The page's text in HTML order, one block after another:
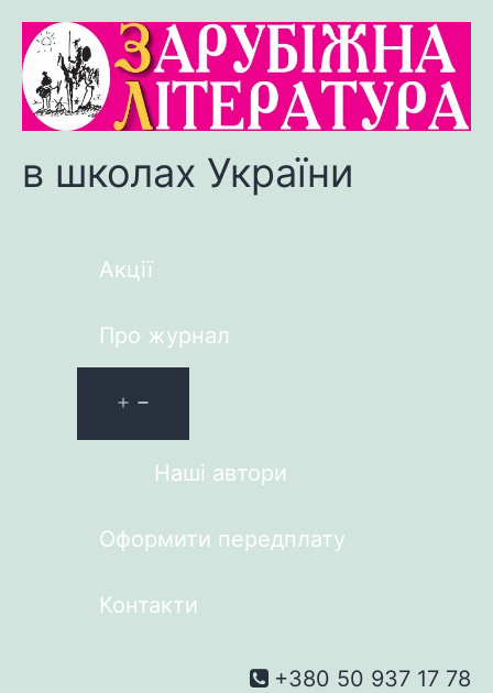
в школах України
Акції
Про журнал
Наші автори
Оформити передплату
Контакти
+380 50 937 17 78